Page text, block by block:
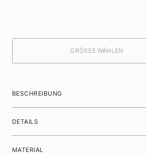
BESCHREIBUNG
DETAILS
MATERIAL